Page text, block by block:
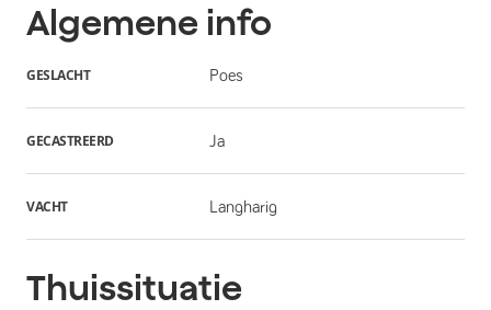
Algemene info
GESLACHT Poes
GECASTREERD Ja
VACHT Langharig
Thuissituatie